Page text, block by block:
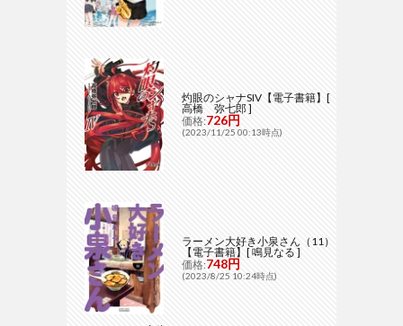
灼眼のシャナSIV【電子書籍】[
高橋 弥七郎 ]
価格:726円
(2023/11/25 00:13時点)
ラーメン大好き小泉さん（11）
【電子書籍】[ 鳴見なる ]
価格:748円
(2023/8/25 10:24時点)